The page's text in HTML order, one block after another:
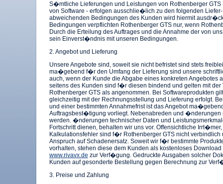
S�mtliche Lieferungen und Leistungen von Rothenberger
von Software - erfolgen ausschlie�lich zu den folgenden
abweichenden Bedingungen des Kunden wird hiermit
Bedingungen verpflichten Rothenberger GTS nur, wenn
Durch die Erteilung des Auftrages und die Annahme der von
sein Einverst�ndnis mit unseren Bedingungen.
2. Angebot und Lieferung
Unsere Angebote sind, soweit sie nicht befristet sind stets
ma�gebend f�r den Umfang der Lieferung sind unsere
auch, wenn der Kunde die Abgabe eines konkreten Angebotes
seitens des Kunden sind f�r diesen bindend und gelten mit
Rothenberger GTS als angenommen. Bei Softwareprodukten
gleichzeitig mit der Rechnungsstellung und Lieferung erfolgt.
und einer bestimmten Annahmefrist ist das Angebot
Auftragsbest�tigung vorliegt. Nebenabreden und
werden. �nderungen technischer Daten und
Fortschritt dienen, behalten wir uns vor. Offensichtliche
Kalkulationsfehler sind f�r Rothenberger GTS nicht
Anspruch auf Schadenersatz. Soweit wir f�r bestimmte
vorhalten, stehen diese dem Kunden als kostenloses
www.rivavx.de zur Verf�gung. Gedruckte Ausgaben solcher
Kunden auf gesonderte Bestellung gegen Berechnung zur
3. Preise und Zahlung